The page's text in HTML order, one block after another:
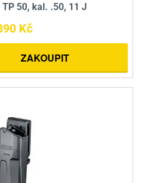
TP 50, kal. .50, 11 J
Kč
ZAKOUPIT